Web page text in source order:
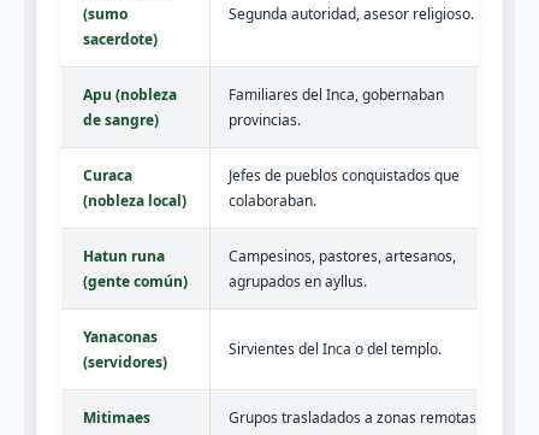
(sumo
sacerdote)
Segunda autoridad, asesor religioso.
Apu (nobleza
de sangre)
Familiares del Inca, gobernaban
provincias.
Curaca
(nobleza local)
Jefes de pueblos conquistados que
colaboraban.
Hatun runa
(gente común)
Campesinos, pastores, artesanos,
agrupados en ayllus.
Yanaconas
(servidores)
Sirvientes del Inca o del templo.
Mitimaes
Grupos trasladados a zonas remotas